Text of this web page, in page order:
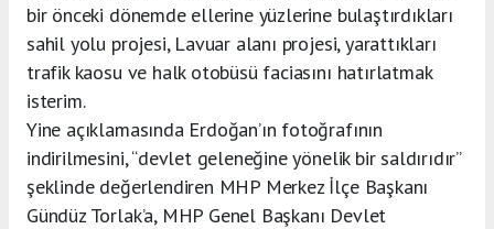
bir önceki dönemde ellerine yüzlerine bulaştırdıkları
sahil yolu projesi, Lavuar alanı projesi, yarattıkları
trafik kaosu ve halk otobüsü faciasını hatırlatmak
isterim.
Yine açıklamasında Erdoğan’ın fotoğrafının
indirilmesini, “devlet geleneğine yönelik bir saldırıdır”
şeklinde değerlendiren MHP Merkez İlçe Başkanı
Gündüz Torlak’a, MHP Genel Başkanı Devlet